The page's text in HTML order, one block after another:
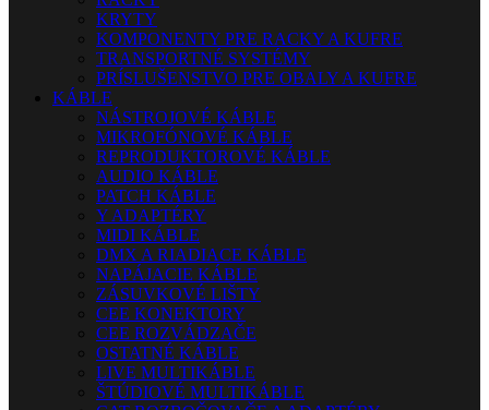
KRYTY
KOMPONENTY PRE RACKY A KUFRE
TRANSPORTNÉ SYSTÉMY
PRÍSLUŠENSTVO PRE OBALY A KUFRE
KÁBLE
NÁSTROJOVÉ KÁBLE
MIKROFÓNOVÉ KÁBLE
REPRODUKTOROVÉ KÁBLE
AUDIO KÁBLE
PATCH KÁBLE
Y ADAPTÉRY
MIDI KÁBLE
DMX A RIADIACE KÁBLE
NAPÁJACIE KÁBLE
ZÁSUVKOVÉ LIŠTY
CEE KONEKTORY
CEE ROZVÁDZAČE
OSTATNÉ KÁBLE
LIVE MULTIKÁBLE
ŠTÚDIOVÉ MULTIKÁBLE